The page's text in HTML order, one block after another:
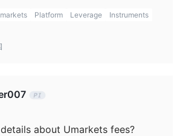
ETFs. I like having access to
as it allows me to diversify my
limits some of my trading options.
Platform Leverage
Instruments
about Umarkets fees?